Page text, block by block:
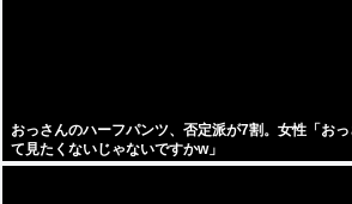
おっさんのハーフパンツ、否定派が7割。女性「お
て見たくないじゃないですかw」